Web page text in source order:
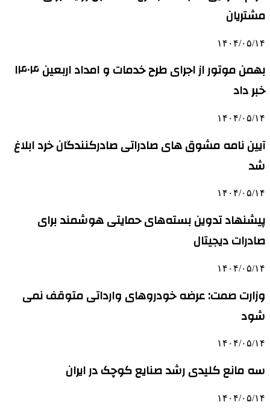
مشتریان
۱۴۰۴/۰۵/۱۴
بهمن موتور از اجرای طرح خدمات و امداد اربعین ۱۴۰۴
خبر داد
۱۴۰۴/۰۵/۱۴
آیین نامه مشوق های صادراتی صادرکنندگان خرد ابلاغ
شد
۱۴۰۴/۰۵/۱۴
پیشنهاد تدوین بسته‌های حمایتی هوشمند برای
صادرات دیجیتال
۱۴۰۴/۰۵/۱۴
وزارت صمت: عرضه خودروهای وارداتی متوقف نمی
شود
۱۴۰۴/۰۵/۱۴
سه مانع کلیدی رشد صنایع کوچک در ایران
۱۴۰۴/۰۵/۱۴